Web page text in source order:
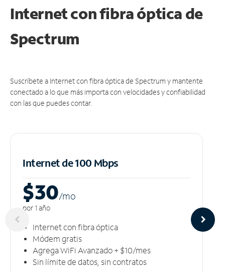
Internet con fibra óptica de
Spectrum
Suscríbete a Internet con fibra óptica de Spectrum y mantente
conectado a lo que más importa con velocidades y confiabilidad
con las que puedes contar.
Internet de 100 Mbps
$30/mo
por 1 año
Internet con fibra óptica
Módem gratis
Agrega WiFi Avanzado + $10/mes
Sin límite de datos, sin contratos